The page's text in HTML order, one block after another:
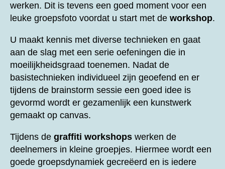
werken. Dit is tevens een goed moment voor een
leuke groepsfoto voordat u start met de workshop.
U maakt kennis met diverse technieken en gaat
aan de slag met een serie oefeningen die in
moeilijkheidsgraad toenemen. Nadat de
basistechnieken individueel zijn geoefend en er
tijdens de brainstorm sessie een goed idee is
gevormd wordt er gezamenlijk een kunstwerk
gemaakt op canvas.
Tijdens de graffiti workshops werken de
deelnemers in kleine groepjes. Hiermee wordt een
goede groepsdynamiek gecreëerd en is iedere